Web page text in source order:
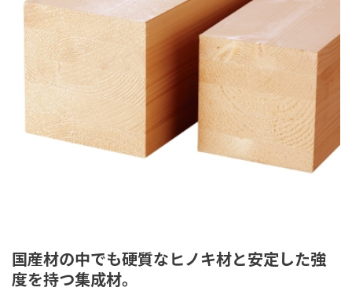
国産材の中でも硬質なヒノキ材と安定した強
度を持つ集成材。